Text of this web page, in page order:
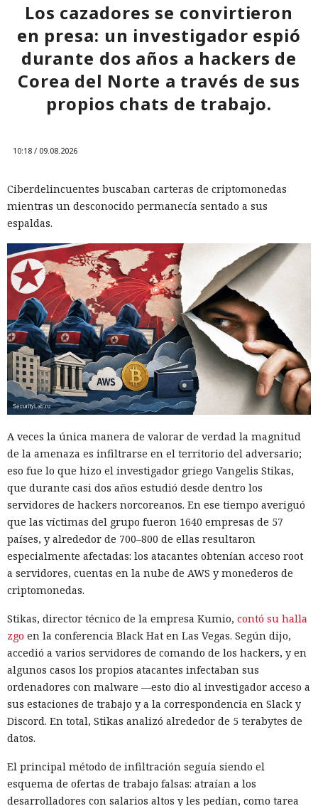
Los cazadores se convirtieron
en presa: un investigador espió
durante dos años a hackers de
Corea del Norte a través de sus
propios chats de trabajo.
10:18 / 09.08.2026
Ciberdelincuentes buscaban carteras de criptomonedas
mientras un desconocido permanecía sentado a sus
espaldas.
A veces la única manera de valorar de verdad la magnitud
de la amenaza es infiltrarse en el territorio del adversario;
eso fue lo que hizo el investigador griego Vangelis Stikas,
que durante casi dos años estudió desde dentro los
servidores de hackers norcoreanos. En ese tiempo averiguó
que las víctimas del grupo fueron 1640 empresas de 57
países, y alrededor de 700–800 de ellas resultaron
especialmente afectadas: los atacantes obtenían acceso root
a servidores, cuentas en la nube de AWS y monederos de
criptomonedas.
Stikas, director técnico de la empresa Kumio, contó su halla
zgo en la conferencia Black Hat en Las Vegas. Según dijo,
accedió a varios servidores de comando de los hackers, y en
algunos casos los propios atacantes infectaban sus
ordenadores con malware —esto dio al investigador acceso a
sus estaciones de trabajo y a la correspondencia en Slack y
Discord. En total, Stikas analizó alrededor de 5 terabytes de
datos.
El principal método de infiltración seguía siendo el
esquema de ofertas de trabajo falsas: atraían a los
desarrolladores con salarios altos y les pedían, como tarea